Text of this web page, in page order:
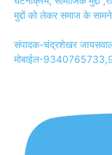
मुद्दों को लेकर समाज के सामने
संपादक-चंद्रशेखर
मोबाईल-